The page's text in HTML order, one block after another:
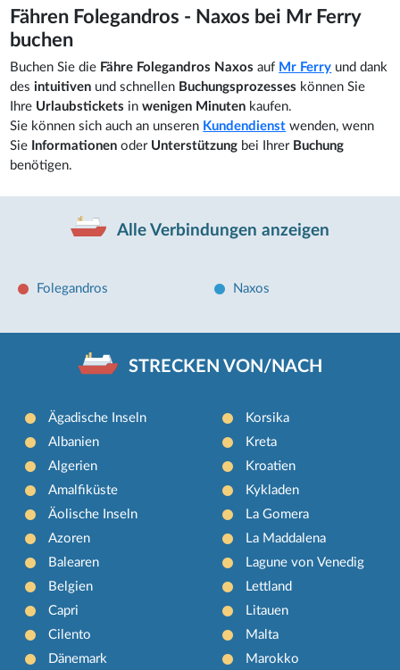
Fähren Folegandros - Naxos bei Mr Ferry
buchen
Buchen Sie die Fähre Folegandros Naxos auf Mr Ferry und dank
desintuitiven und schnellen Buchungsprozesses können Sie
Ihre Urlaubstickets inwenigen Minuten kaufen.
Sie können sich auch an unseren Kundendienst wenden, wenn
Sie Informationenoder Unterstützung bei Ihrer Buchung
benötigen.
Alle Verbindungen anzeigen
Folegandros Naxos
STRECKEN VON/NACH
Ägadische Inseln
Albanien
Algerien
Amalfiküste
Äolische Inseln
Azoren
Balearen
Belgien
Capri
Cilento
Dänemark
Korsika
Kreta
Kroatien
Kykladen
La Gomera
La Maddalena
Lagune von Venedig
Lettland
Litauen
Malta
Marokko